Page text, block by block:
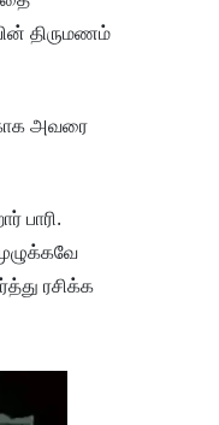
திருமணம்
அவரை
பாரி.
ரசிக்க